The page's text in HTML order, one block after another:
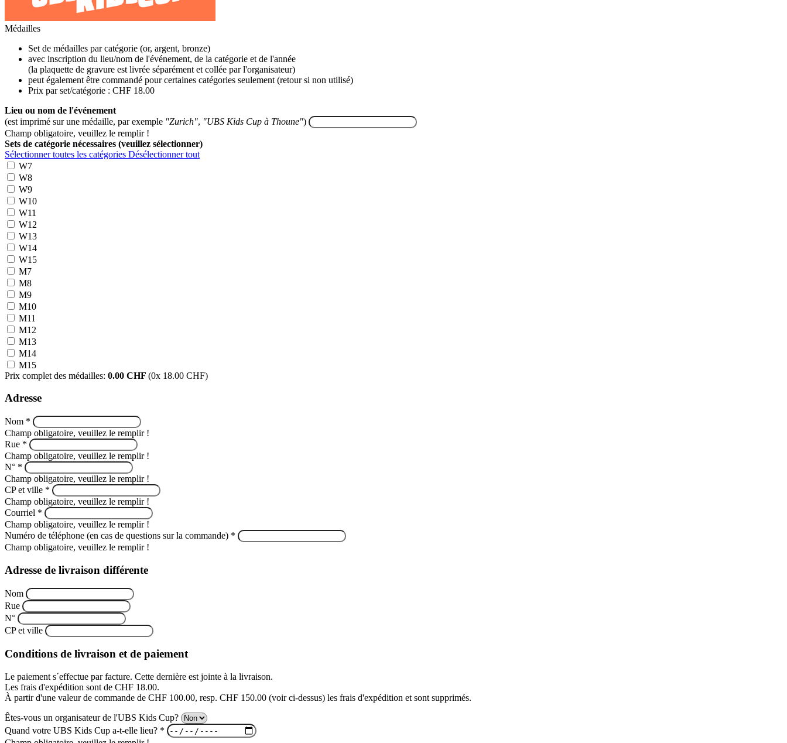
Médailles
Set de médailles par catégorie (or, argent, bronze)
avec inscription du lieu/nom de l'événement, de la catégorie et de l'année
(la plaquette de gravure est livrée séparément et collée par l'organisateur)
peut également être commandé pour certaines catégories seulement (retour si non utilisé)
Prix par set/catégorie : CHF 18.00
Lieu ou nom de l'événement
(est imprimé sur une médaille, par exemple "Zurich", "UBS Kids Cup à Thoune")
Champ obligatoire, veuillez le remplir !
Sets de catégorie nécessaires (veuillez sélectionner)
Sélectionner toutes les catégories Désélectionner tout
W7
W8
W9
W10
W11
W12
W13
W14
W15
M7
M8
M9
M10
M11
M12
M13
M14
M15
Prix complet des médailles: 0.00 CHF (0x 18.00 CHF)
Adresse
Nom *
Champ obligatoire, veuillez le remplir !
Rue *
Champ obligatoire, veuillez le remplir !
N° *
Champ obligatoire, veuillez le remplir !
CP et ville *
Champ obligatoire, veuillez le remplir !
Courriel *
Champ obligatoire, veuillez le remplir !
Numéro de téléphone (en cas de questions sur la commande) *
Champ obligatoire, veuillez le remplir !
Adresse de livraison différente
Nom
Rue
N°
CP et ville
Conditions de livraison et de paiement
Le paiement s´effectue par facture. Cette dernière est jointe à la livraison.
Les frais d'expédition sont de CHF 18.00.
À partir d'une valeur de commande de CHF 100.00, resp. CHF 150.00 (voir ci-dessus) les frais d'expédition et sont supprimés.
Êtes-vous un organisateur de l'UBS Kids Cup?
Quand votre UBS Kids Cup a-t-elle lieu? *